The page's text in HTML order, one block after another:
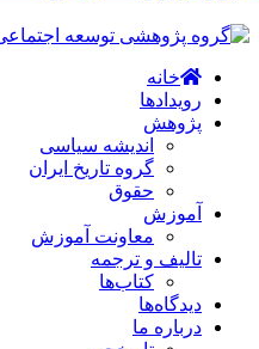
خانه
رویدادها
پژوهش
اندیشه سیاسی
گروه تاریخ ایران
حقوق
آموزش
معاونت آموزش
تالیف و ترجمه
کتاب‌ها
دیدگاه‌ها
درباره ما